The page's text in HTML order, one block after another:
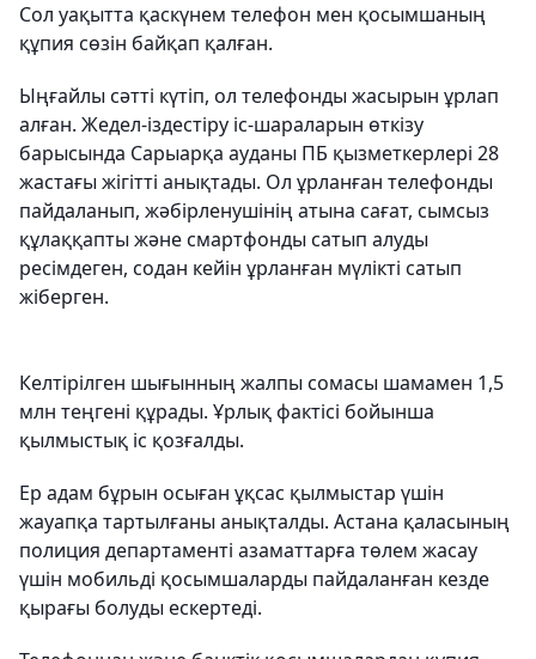
Сол уақытта қаскүнем телефон мен қосымшаның
құпия сөзін байқап қалған.
Ыңғайлы сәтті күтіп, ол телефонды жасырын ұрлап
алған. Жедел-іздестіру іс-шараларын өткізу
барысында Сарыарқа ауданы ПБ қызметкерлері 28
жастағы жігітті анықтады. Ол ұрланған телефонды
пайдаланып, жәбірленушінің атына сағат, сымсыз
құлаққапты және смартфонды сатып алуды
ресімдеген, содан кейін ұрланған мүлікті сатып
жіберген.
Келтірілген шығынның жалпы сомасы шамамен 1,5
млн теңгені құрады. Ұрлық фактісі бойынша
қылмыстық іс қозғалды.
Ер адам бұрын осыған ұқсас қылмыстар үшін
жауапқа тартылғаны анықталды. Астана қаласының
полиция департаменті азаматтарға төлем жасау
үшін мобильді қосымшаларды пайдаланған кезде
қырағы болуды ескертеді.